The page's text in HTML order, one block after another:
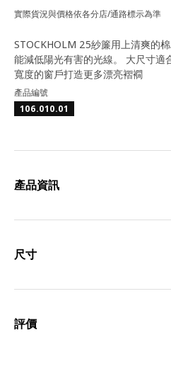
實際貨況與價格依各分店/通路標示為準
STOCKHOLM 25紗簾用上清爽的
能減低陽光有害的光線。 大尺寸適
寬度的窗戶打造更多漂亮褶襉
產品編號
106.010.01
產品資訊
尺寸
評價